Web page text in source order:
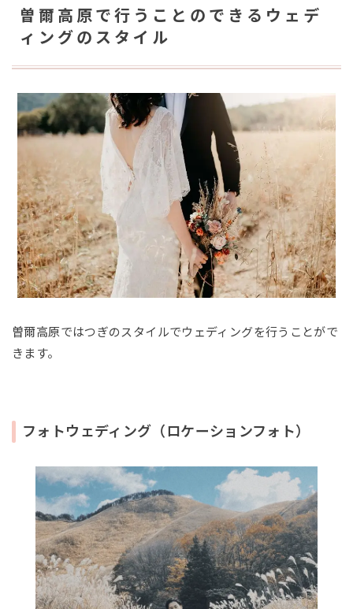
曽爾高原で行うことのできるウェデ
ィングのスタイル
曽爾高原ではつぎのスタイルでウェディングを行うことがで
きます。
フォトウェディング（ロケーションフォト）